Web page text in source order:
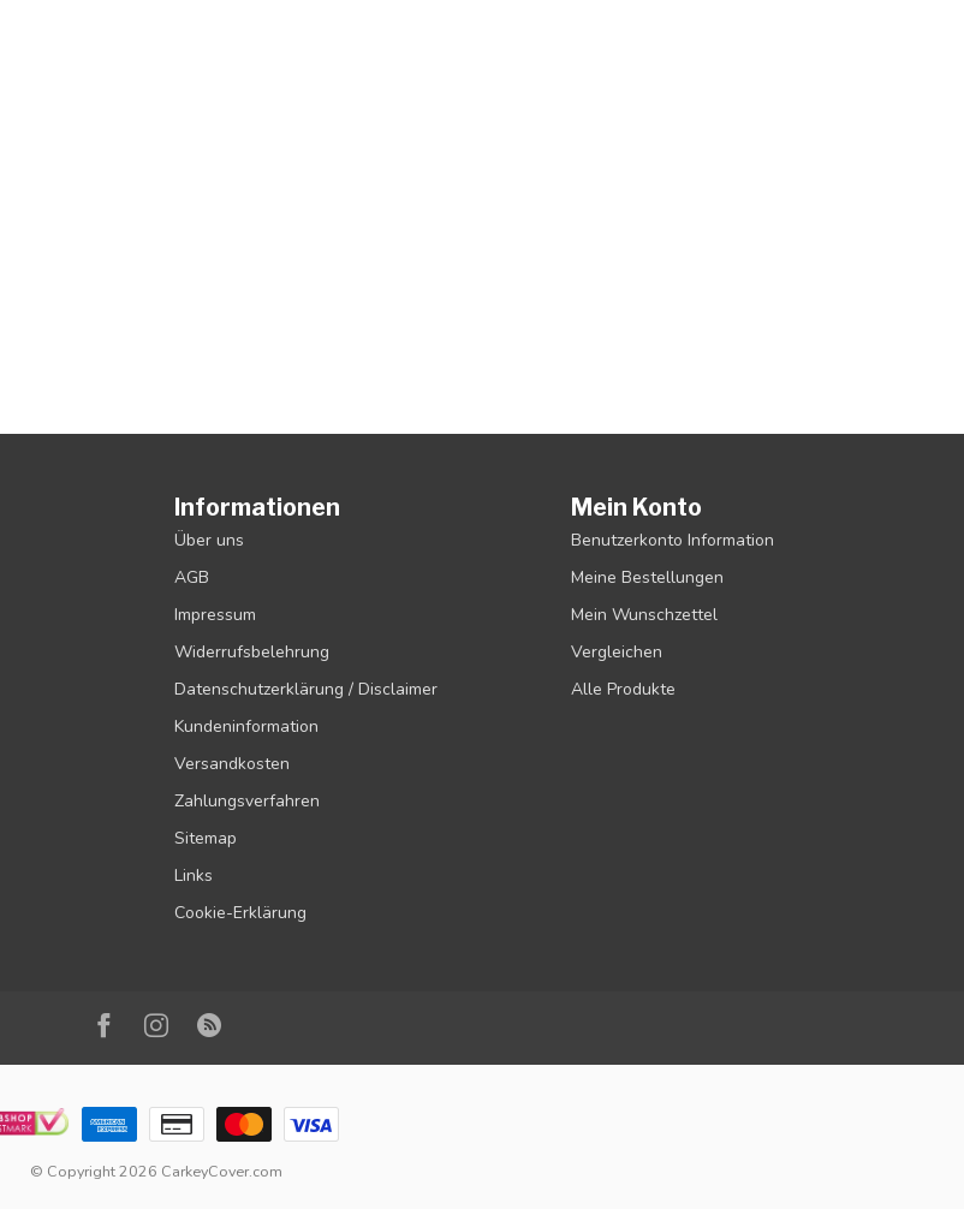
Informationen
Über uns
AGB
Impressum
Widerrufsbelehrung
Datenschutzerklärung / Disclaimer
Kundeninformation
Versandkosten
Zahlungsverfahren
Sitemap
Links
Cookie-Erklärung
Mein Konto
Benutzerkonto Information
Meine Bestellungen
Mein Wunschzettel
Vergleichen
Alle Produkte
© Copyright 2026 CarkeyCover.com